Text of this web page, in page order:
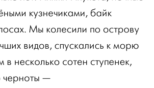
кузнечиками, байк
Мы колесили по острову
видов, спускались к морю
в несколько сотен ступенек,
черноты —